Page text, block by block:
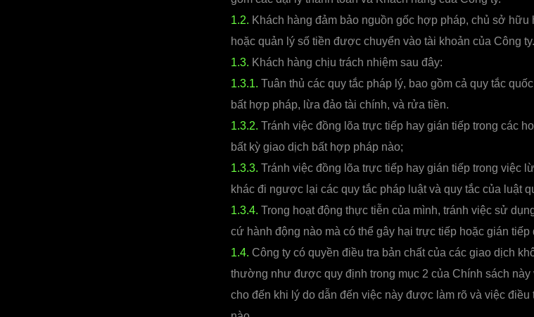
1.2. Khách hàng đảm bảo nguồn gốc hợp pháp, chủ sở
hoặc quản lý số tiền được chuyển vào tài khoản của Công ty.
1.3. Khách hàng chịu trách nhiệm sau đây:
1.3.1. Tuân thủ các quy tắc pháp lý, bao gồm cả quy tắc
bất hợp pháp, lừa đảo tài chính, và rửa tiền.
1.3.2. Tránh việc đồng lõa trực tiếp hay gián tiếp trong các
bất kỳ giao dịch bất hợp pháp nào;
1.3.3. Tránh việc đồng lõa trực tiếp hay gián tiếp trong việc
khác đi ngược lại các quy tắc pháp luật và quy tắc của luật
1.3.4. Trong hoạt động thực tiễn của mình, tránh việc sử
cứ hành động nào mà có thể gây hại trực tiếp hoặc gián
1.4. Công ty có quyền điều tra bản chất của các giao dịch
thường như được quy định trong mục 2 của Chính sách
cho đến khi lý do dẫn đến việc này được làm rõ và việc